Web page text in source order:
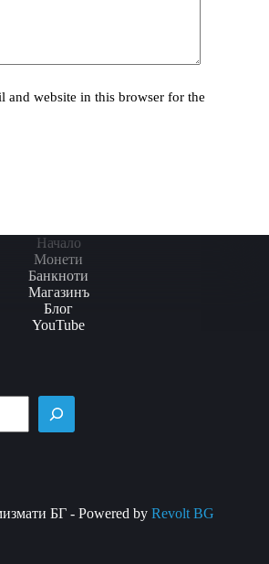
and website in this browser for the
Начало
Монети
Банкноти
Магазинъ
Блог
YouTube
БГ - Powered byRevolt BG